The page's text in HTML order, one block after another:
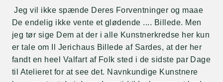
Jeg vil ikke spænde Deres Forventninger og maae
De endelig ikke vente et glødende .... Billede. Men
jeg tør sige Dem at der i alle Kunstnerkredse her kun
er tale om Il Jerichaus Billede af Sardes, at der her
fandt en heel Valfart af Folk sted i de sidste par Dage
til Atelieret for at see det. Navnkundige Kunstnere